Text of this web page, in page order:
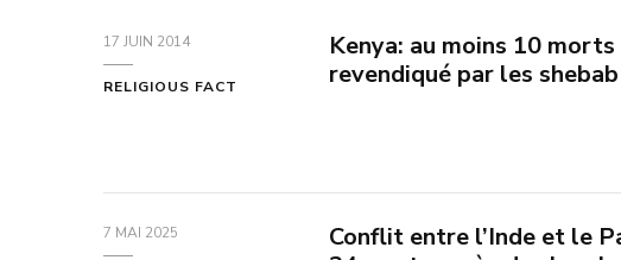
17 JUIN 2014
RELIGIOUS FACT
Kenya: au moins 10
revendiqué par les shebab
7 MAI 2025
Conflit entre l’Inde et le